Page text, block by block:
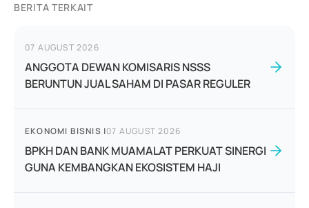
BERITA TERKAIT
07 AUGUST 2026
ANGGOTA DEWAN KOMISARIS NSSS
BERUNTUN JUAL SAHAM DI PASAR REGULER
EKONOMI BISNIS |07 AUGUST 2026
BPKH DAN BANK MUAMALAT PERKUAT SINERGI
GUNA KEMBANGKAN EKOSISTEM HAJI